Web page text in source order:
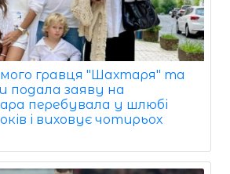
гравця "Шахтаря" та
подала заяву на
перебувала у шлюбі
і виховує чотирьох